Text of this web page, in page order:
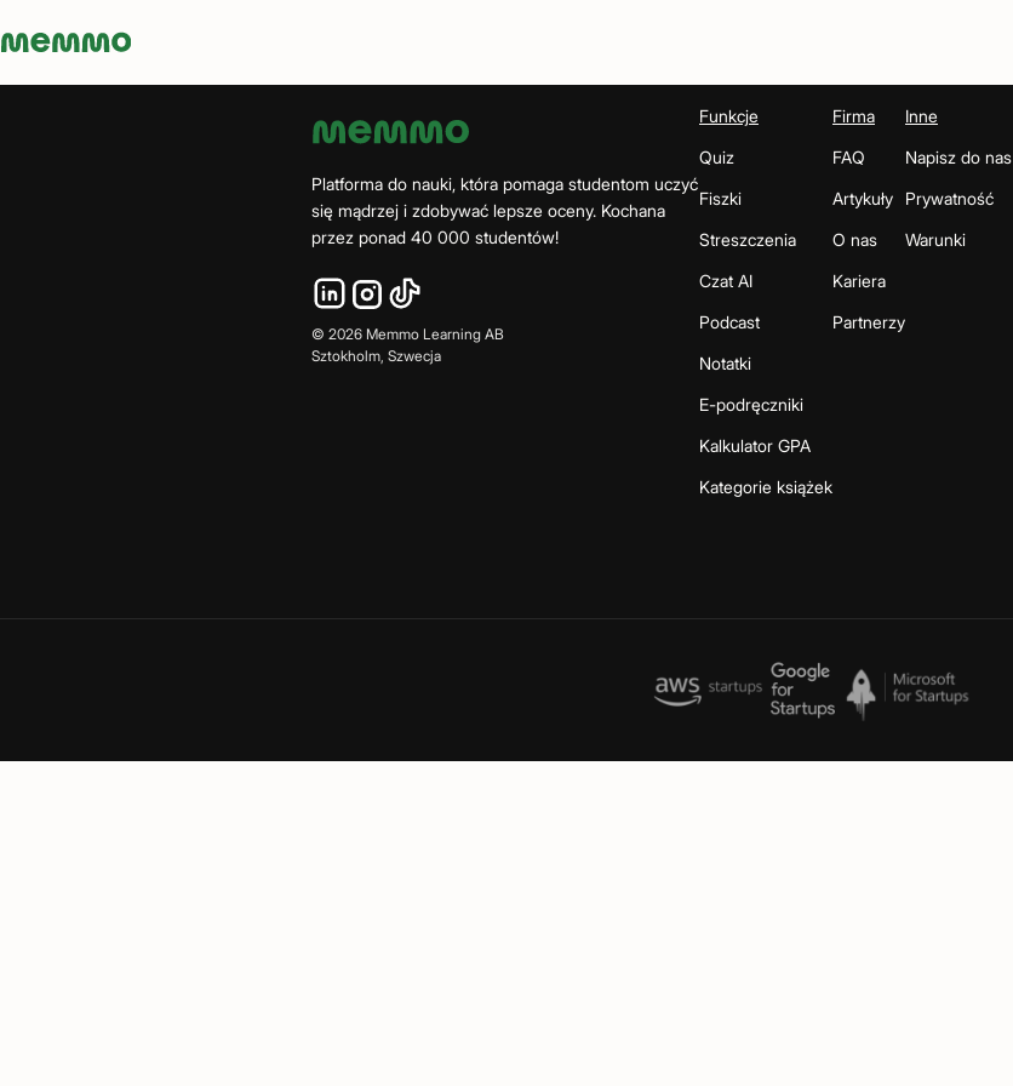
Memmo - AI-verktyg och digital kurslitteratur
Platforma do nauki, która pomaga studentom uczyć
się mądrzej i zdobywać lepsze oceny. Kochana
przez ponad 40 000 studentów!
© 2026 Memmo Learning AB
Sztokholm, Szwecja
Funkcje
Quiz
Fiszki
Streszczenia
Czat AI
Podcast
Notatki
E-podręczniki
Kalkulator GPA
Kategorie książek
Firma
FAQ
Artykuły
O nas
Kariera
Partnerzy
Inne
Napisz do nas
Prywatność
Warunki